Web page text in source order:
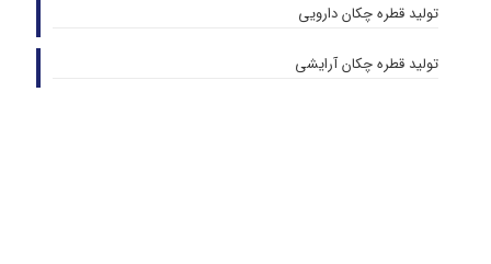
تولید قطره چکان دارویی
تولید قطره چکان آرایشی